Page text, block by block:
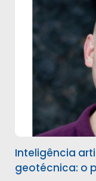
Inteligência
geotécnica: o